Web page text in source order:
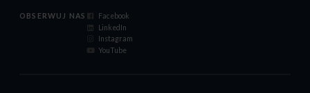
OBSERWUJ NAS
Facebook
LinkedIn
Instagram
YouTube